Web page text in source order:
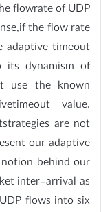
flowrate of UDP
the flow rate
adaptive timeout
its dynamism of
use the known
value.
are not
our adaptive
behind our
inter-arrival as
flows into six